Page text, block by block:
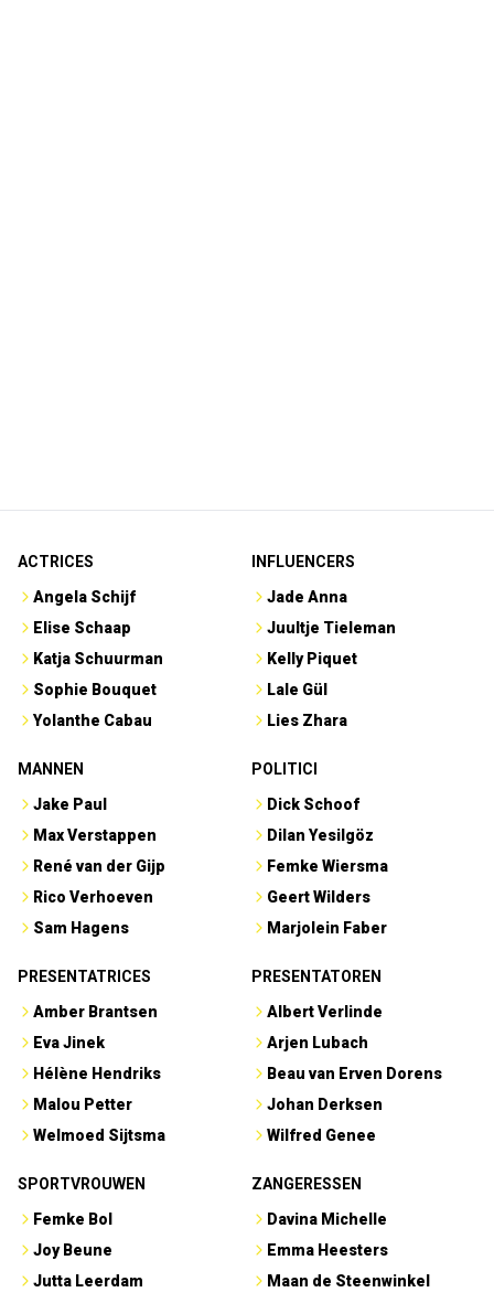
ACTRICES
Angela Schijf
Elise Schaap
Katja Schuurman
Sophie Bouquet
Yolanthe Cabau
INFLUENCERS
Jade Anna
Juultje Tieleman
Kelly Piquet
Lale Gül
Lies Zhara
MANNEN
Jake Paul
Max Verstappen
René van der Gijp
Rico Verhoeven
Sam Hagens
POLITICI
Dick Schoof
Dilan Yesilgöz
Femke Wiersma
Geert Wilders
Marjolein Faber
PRESENTATRICES
Amber Brantsen
Eva Jinek
Hélène Hendriks
Malou Petter
Welmoed Sijtsma
PRESENTATOREN
Albert Verlinde
Arjen Lubach
Beau van Erven Dorens
Johan Derksen
Wilfred Genee
SPORTVROUWEN
Femke Bol
Joy Beune
Jutta Leerdam
ZANGERESSEN
Davina Michelle
Emma Heesters
Maan de Steenwinkel